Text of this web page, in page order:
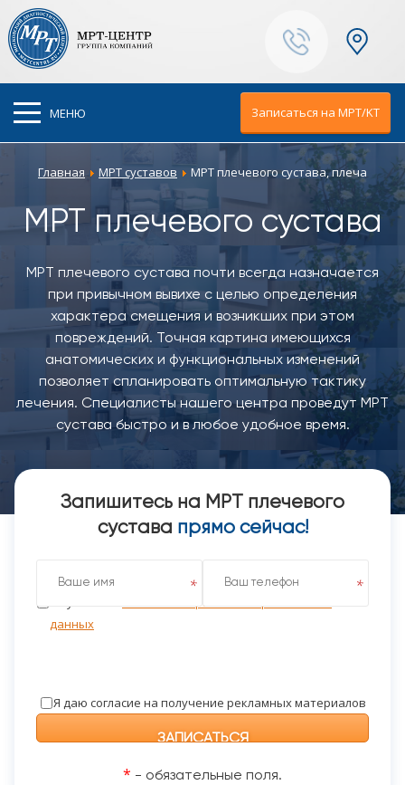
Ваш город:
Москва
Записаться на МРТ/KT
МЕНЮ
Главная МРТ суставов МРТ плечевого сустава, плеча
МРТ плечевого сустава
МРТ плечевого сустава почти всегда назначается
при привычном вывихе с целью определения
характера смещения и возникших при этом
повреждений. Точная картина имеющихся
анатомических и функциональных изменений
позволяет спланировать оптимальную тактику
лечения. Специалисты нашего центра проведут МРТ
сустава быстро и в любое удобное время.
Запишитесь на МРТ плечевого
сустава прямо сейчас!
Я даю согласие на обработку персональных данных
Политики обработки персональных
данных
Я даю согласие на получение рекламных материалов
* - обязательные поля.